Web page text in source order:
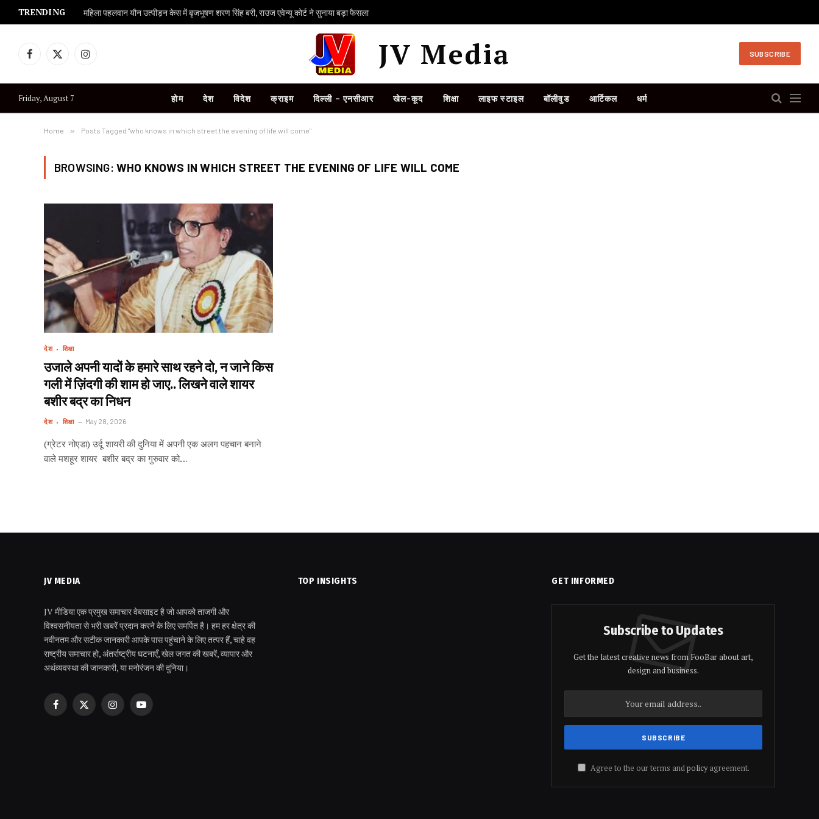
TRENDING महिला पहलवान यौन उत्पीड़न केस में बृजभूषण शरण सिंह बरी, राउज एवेन्यू कोर्ट ने सुनाया बड़ा फैसला
Facebook
X
Instagram JV Media SUBSCRIBE
Friday, August 7 होम देश विदेश क्राइम दिल्ली – एनसीआर खेल-कूद शिक्षा लाइफ स्टाइल बॉलीवुड आर्टिकल धर्म
Home » Posts Tagged "who knows in which street the evening of life will come"
BROWSING: WHO KNOWS IN WHICH STREET THE EVENING OF LIFE WILL COME
देश शिक्षा
उजाले अपनी यादों के हमारे साथ रहने दो, न जाने किस
गली में ज़िंदगी की शाम हो जाए.. लिखने वाले शायर
बशीर बद्र का निधन
देश शिक्षा May 28, 2026
(ग्रेटर नोएडा) उर्दू शायरी की दुनिया में अपनी एक अलग पहचान बनाने
वाले मशहूर शायर बशीर बद्र का गुरुवार को…
JV MEDIA
JV मीडिया एक प्रमुख समाचार वेबसाइट है जो आपको ताजगी और
विश्वसनीयता से भरी खबरें प्रदान करने के लिए समर्पित है। हम हर क्षेत्र की
नवीनतम और सटीक जानकारी आपके पास पहुंचाने के लिए तत्पर हैं, चाहे वह
राष्ट्रीय समाचार हो, अंतर्राष्ट्रीय घटनाएँ, खेल जगत की खबरें, व्यापार और
अर्थव्यवस्था की जानकारी, या मनोरंजन की दुनिया।
Facebook
X
InstagramYouTube
TOP INSIGHTS GET INFORMED
Subscribe to Updates
Get the latest creative news from FooBar about art,
design and business.
Agree to the our terms andpolicyagreement.